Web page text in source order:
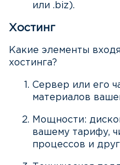
или .biz).
Хостинг
Какие элементы
хостинга?
Сервер или его
материалов
Мощности:
вашему тарифу,
процессов и